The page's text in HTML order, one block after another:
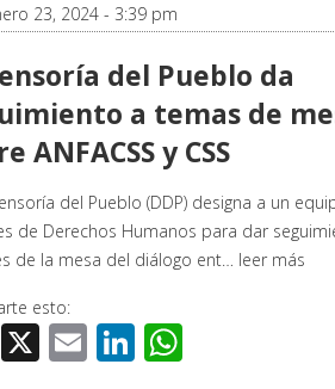
23, 2024 - 3:39 pm
del Pueblo da
a temas de
ANFACSS y CSS
del Pueblo (DDP) designa a un
de Derechos Humanos para dar
de la mesa del diálogo ent… leer más
esto:
Facebook
X EmailLinkedIn